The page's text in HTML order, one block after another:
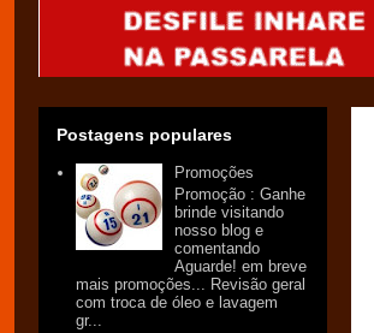
Postagens populares
Promoções
Promoção : Ganhe
brinde visitando
nosso blog e
comentando
Aguarde! em breve
mais promoções... Revisão geral
com troca de óleo e lavagem
gr...